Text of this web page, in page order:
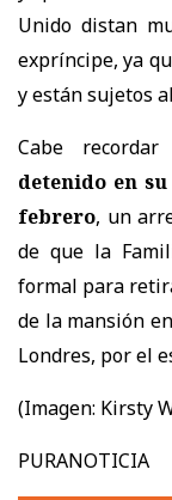
Unido distan
expríncipe, ya
y están sujetos
Cabe
detenido en
febrero, un
de que la
formal para
de la mansión
Londres, por el
(Imagen: Kirsty
PURANOTICIA